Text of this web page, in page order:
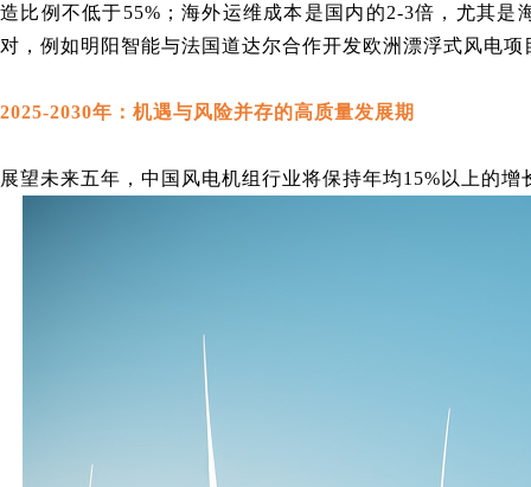
造比例不低于55%；海外运维成本是国内的2-3倍，尤其
对，例如明阳智能与法国道达尔合作开发欧洲漂浮式风电
2025-2030年：机遇与风险并存的高质量发展期
展望未来五年，中国风电机组行业将保持年均15%以上的